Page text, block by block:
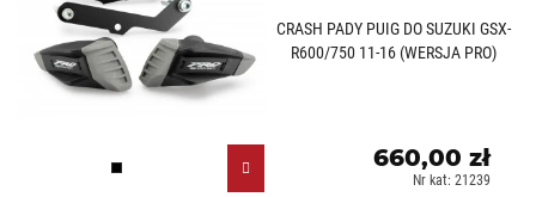
CRASH PADY PUIG DO SUZUKI GSX-
R600/750 11-16 (WERSJA PRO)
Czarny (N)
660,00 zł
Nr kat: 21239